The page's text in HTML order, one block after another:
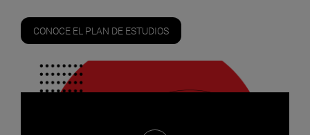
CONOCE EL PLAN DE ESTUDIOS